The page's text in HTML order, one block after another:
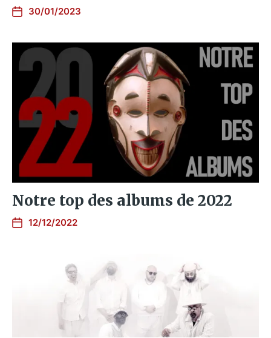
30/01/2023
Notre top des albums de 2022
12/12/2022